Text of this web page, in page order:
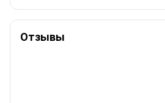
Отзывы